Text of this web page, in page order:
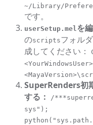
~/Library/
です。
userSetup.melを
のscriptsフォル
成してください：
SuperRenders初
する：
/
sys");